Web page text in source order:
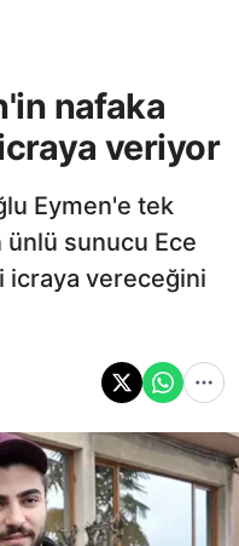
nafaka
veriyor
Eymen'e tek
ünlü sunucu Ece
icraya vereceğini